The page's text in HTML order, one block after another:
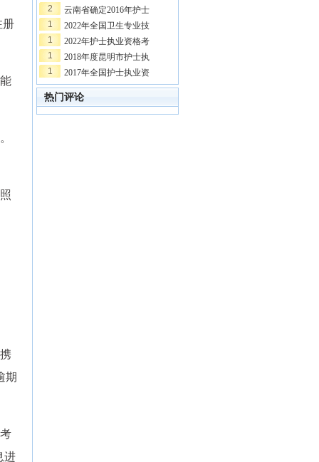
册
期
进
2
云南省确定2016年护士
1
2022年全国卫生专业技
1
2022年护士执业资格考
1
2018年度昆明市护士执
1
2017年全国护士执业资
热门评论